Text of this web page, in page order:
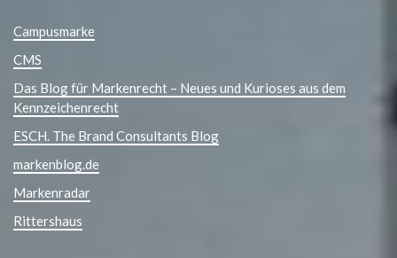
Campusmarke
CMS
Das Blog für Markenrecht – Neues und Kurioses aus dem
Kennzeichenrecht
ESCH. The Brand Consultants Blog
markenblog.de
Markenradar
Rittershaus